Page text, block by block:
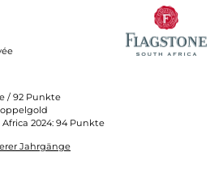
/ 92 Punkte
2024: 94 Punkte
Jahrgänge